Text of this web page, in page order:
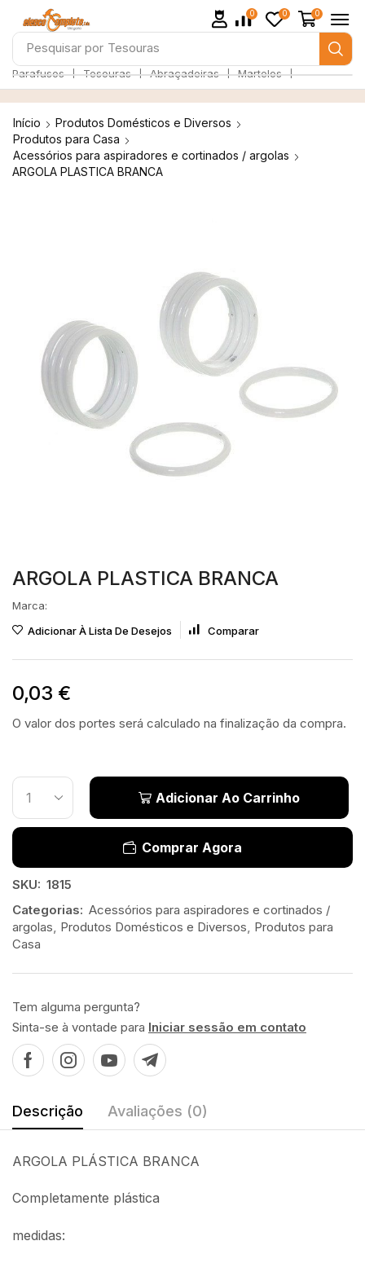
Pesquisar por Tesouras
Parafusos ❘ Tesouras ❘ Abraçadeiras ❘ Martelos ❘
0 0 0
Início
Produtos Domésticos e Diversos
Produtos para Casa
Acessórios para aspiradores e cortinados / argolas
ARGOLA PLASTICA BRANCA
ARGOLA PLASTICA BRANCA
Marca:
Adicionar À Lista De Desejos
Comparar
0,03 €
O valor dos portes será calculado na finalização da compra.
Adicionar Ao Carrinho
Comprar Agora
SKU: 1815
Categorias: Acessórios para aspiradores e cortinados /
argolas Produtos Domésticos e Diversos Produtos para
Casa
Tem alguma pergunta?
Sinta-se à vontade para Iniciar sessão em contato
Descrição Avaliações (0)
ARGOLA PLÁSTICA BRANCA
Completamente plástica
medidas: